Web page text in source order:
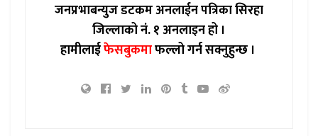
जनप्रभाबन्युज डटकम अनलाईन पत्रिका सिरहा
जिल्लाको नं. १ अनलाइन हो ।
हामीलाईफेसबुकमाफल्लो गर्न सक्नुहुन्छ ।